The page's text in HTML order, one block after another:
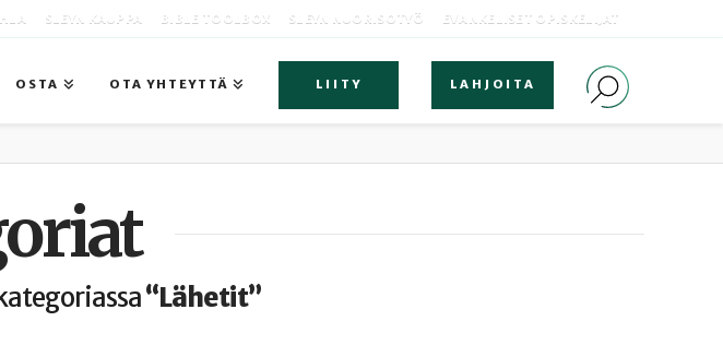
SLEYN KAUPPA BIBLE TOOLBOX SLEYN NUORISOTYÖ EVANKELISET OPISKELIJAT
OSTA OTA YHTEYTTÄ LIITY LAHJOITA
“Lähetit”